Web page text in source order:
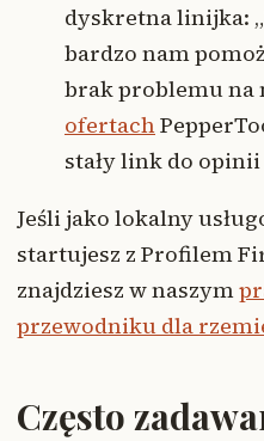
dyskretna linijka:
bardzo nam
brak problemu na
ofertach
stały link do
Jeśli jako lokalny
startujesz z Profilem
znajdziesz w naszym
przewodniku dla
Często